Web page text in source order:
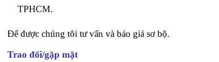
TPHCM.
Để được chúng tôi tư vấn và báo giá sơ bộ.
Trao đổi/gặp mặt